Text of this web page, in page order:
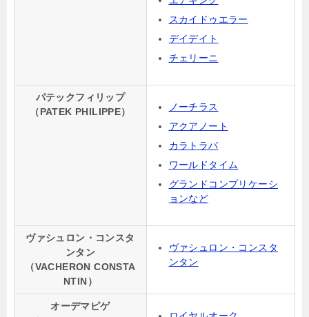
スカイドゥエラー
デイデイト
チェリーニ
パテックフィリップ
（PATEK PHILIPPE）
ノーチラス
アクアノート
カラトラバ
ワールドタイム
グランドコンプリケーシ
ョンなど
ヴァシュロン・コンスタ
ンタン
（VACHERON CONSTA
NTIN）
ヴァシュロン・コンスタ
ンタン
オーデマピゲ